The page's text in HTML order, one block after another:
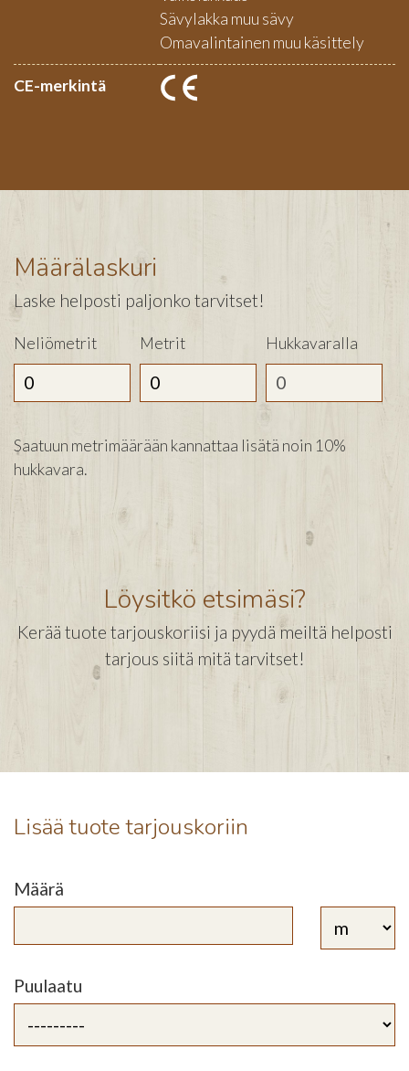
Sävylakka muu sävy
Omavalintainen muu käsittely
CE-merkintä
Määrälaskuri
Laske helposti paljonko tarvitset!
Neliömetrit Metrit Hukkavaralla
Saatuun metrimäärään kannattaa lisätä noin 10%
hukkavara.
Löysitkö etsimäsi?
Kerää tuote tarjouskoriisi ja pyydä meiltä helposti
tarjous siitä mitä tarvitset!
Lisää tuote tarjouskoriin
Määrä
Puulaatu